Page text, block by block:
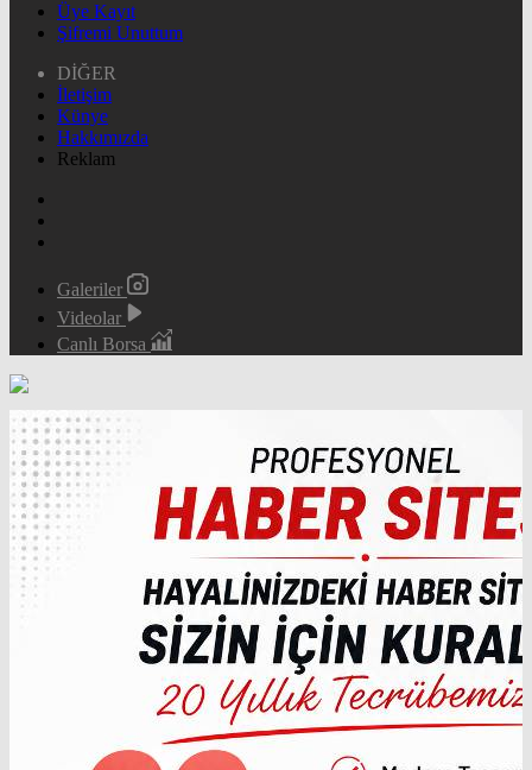
Üye Kayıt
Şifremi Unuttum
DİĞER
İletişim
Künye
Hakkımızda
Reklam
Galeriler
Videolar
Canlı Borsa